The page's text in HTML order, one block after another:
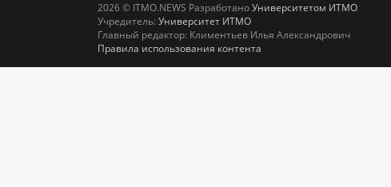
2026 © ITMO.NEWS РазработаноУниверситетом ИТМО
Учредитель: Университет ИТМО
Главный редактор: Климентьев Илья Александрович
Правила использования контента